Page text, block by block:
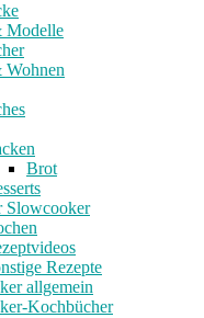
Modelle
Brot
Slowcooker
Rezepte
allgemein
Kochbücher